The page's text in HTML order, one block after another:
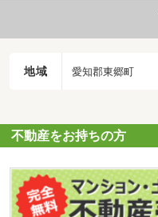
地域 愛知郡東郷町
不動産をお持ちの方